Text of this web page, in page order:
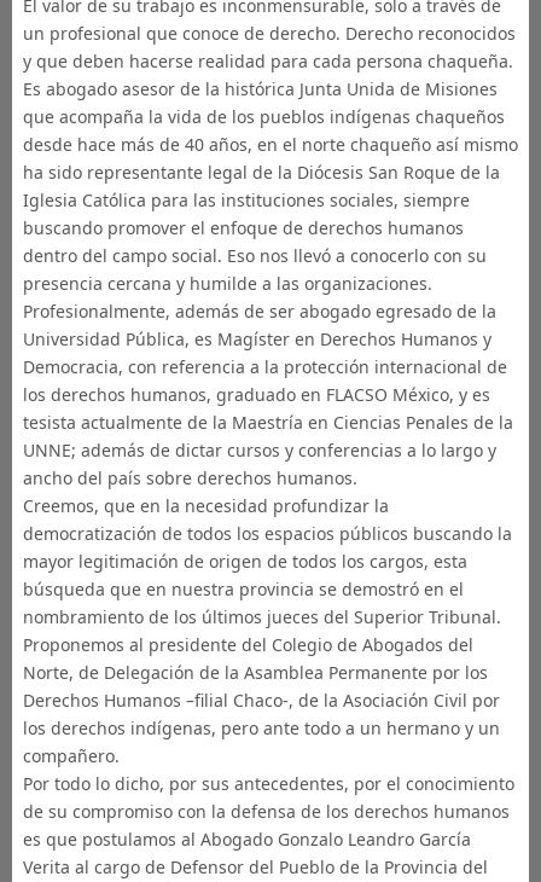
El valor de su trabajo es inconmensurable, solo a través de
un profesional que conoce de derecho. Derecho reconocidos
y que deben hacerse realidad para cada persona chaqueña.
Es abogado asesor de la histórica Junta Unida de Misiones
que acompaña la vida de los pueblos indígenas chaqueños
desde hace más de 40 años, en el norte chaqueño así mismo
ha sido representante legal de la Diócesis San Roque de la
Iglesia Católica para las instituciones sociales, siempre
buscando promover el enfoque de derechos humanos
dentro del campo social. Eso nos llevó a conocerlo con su
presencia cercana y humilde a las organizaciones.
Profesionalmente, además de ser abogado egresado de la
Universidad Pública, es Magíster en Derechos Humanos y
Democracia, con referencia a la protección internacional de
los derechos humanos, graduado en FLACSO México, y es
tesista actualmente de la Maestría en Ciencias Penales de la
UNNE; además de dictar cursos y conferencias a lo largo y
ancho del país sobre derechos humanos.
Creemos, que en la necesidad profundizar la
democratización de todos los espacios públicos buscando la
mayor legitimación de origen de todos los cargos, esta
búsqueda que en nuestra provincia se demostró en el
nombramiento de los últimos jueces del Superior Tribunal.
Proponemos al presidente del Colegio de Abogados del
Norte, de Delegación de la Asamblea Permanente por los
Derechos Humanos –filial Chaco-, de la Asociación Civil por
los derechos indígenas, pero ante todo a un hermano y un
compañero.
Por todo lo dicho, por sus antecedentes, por el conocimiento
de su compromiso con la defensa de los derechos humanos
es que postulamos al Abogado Gonzalo Leandro García
Verita al cargo de Defensor del Pueblo de la Provincia del